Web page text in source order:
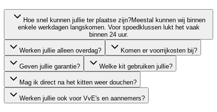
Hoe snel kunnen jullie ter plaatse zijn?Meestal kunnen wij binnen
enkele werkdagen langskomen. Voor spoedklussen lukt het vaak
binnen 24 uur.
Werken jullie alleen overdag? Komen er voorrijkosten bij?
Geven jullie garantie? Welke kit gebruiken jullie?
Mag ik direct na het kitten weer douchen?
Werken jullie ook voor VvE's en aannemers?